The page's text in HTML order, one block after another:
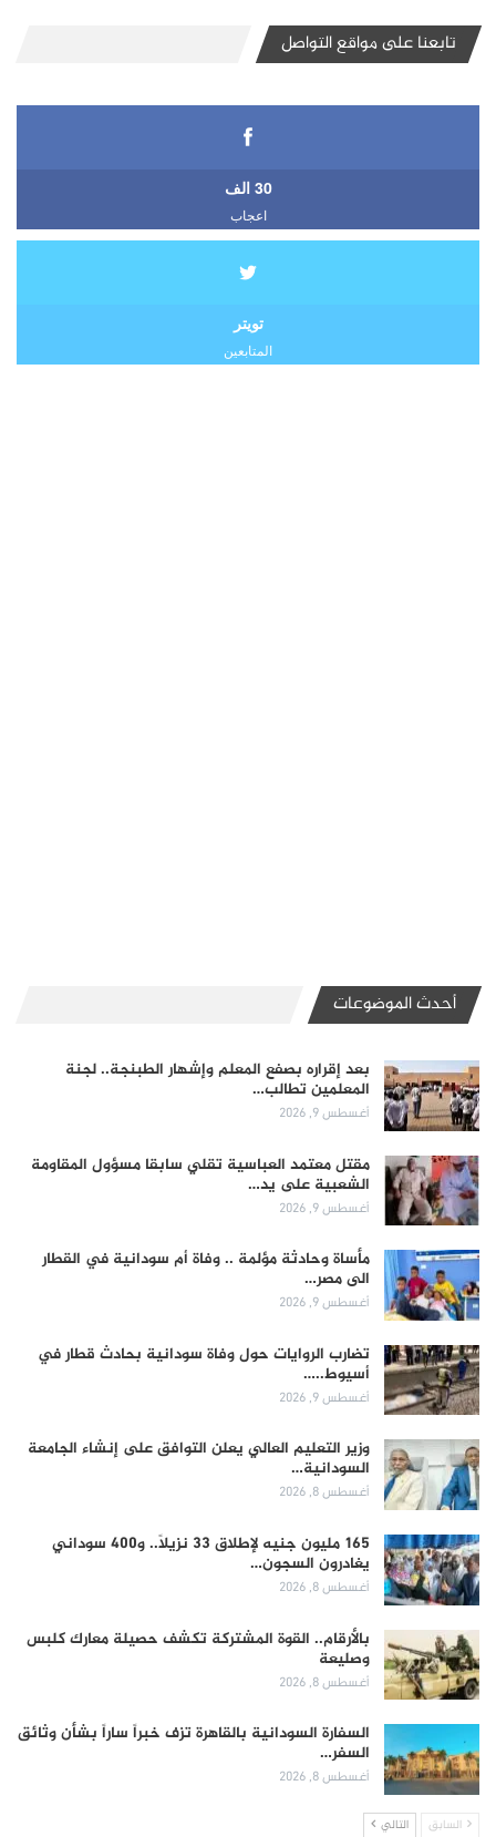
تابعنا على مواقع التواصل
30 الف
اعجاب
تويتر
المتابعين
أحدث الموضوعات
بعد إقراره بصفع المعلم وإشهار الطبنجة.. لجنة
المعلمين تطالب…
أغسطس 9, 2026
مقتل معتمد العباسية تقلي سابقا مسؤول المقاومة
الشعبية على يد…
أغسطس 9, 2026
مأساة وحادثة مؤلمة .. وفاة أم سودانية في القطار
الى مصر…
أغسطس 9, 2026
تضارب الروايات حول وفاة سودانية بحادث قطار في
أسيوط..…
أغسطس 9, 2026
وزير التعليم العالي يعلن التوافق على إنشاء الجامعة
السودانية…
أغسطس 8, 2026
165 مليون جنيه لإطلاق 33 نزيلاً.. و400 سوداني
يغادرون السجون…
أغسطس 8, 2026
بالأرقام.. القوة المشتركة تكشف حصيلة معارك كلبس
وصليعة
أغسطس 8, 2026
السفارة السودانية بالقاهرة تزف خبراً ساراً بشأن وثائق
السفر…
أغسطس 8, 2026
السابق التالي